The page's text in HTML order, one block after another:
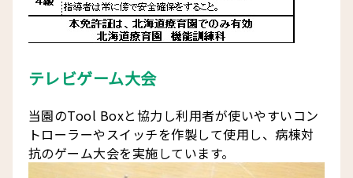
テレビゲーム大会
当園のTool Boxと協力し利用者が使いやすいコン
トローラーやスイッチを作製して使用し、病棟対
抗のゲーム大会を実施しています。